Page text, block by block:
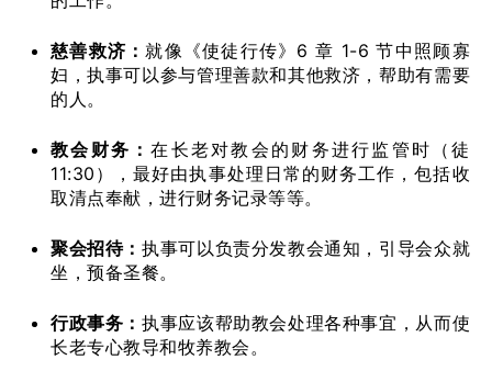
慈善救济： 就像《使徒行传》6 章 1-6 节中照顾寡
妇，执事可以参与管理善款和其他救济，帮助有需要
的人。
教会财务：在长老对教会的财务进行监管时（徒
11:30），最好由执事处理日常的财务工作，包括收
取清点奉献，进行财务记录等等。
聚会招待：执事可以负责分发教会通知，引导会众就
坐，预备圣餐。
行政事务：执事应该帮助教会处理各种事宜，从而使
长老专心教导和牧养教会。